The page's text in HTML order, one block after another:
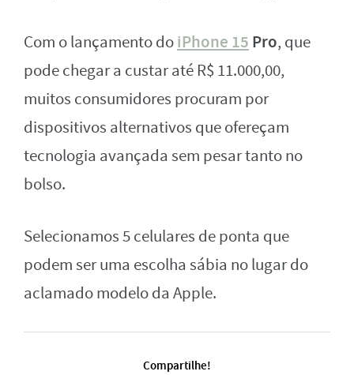
Com o lançamento doiPhone 15 Pro, que
pode chegar a custar até R$ 11.000,00,
muitos consumidores procuram por
dispositivos alternativos que ofereçam
tecnologia avançada sem pesar tanto no
bolso.
Selecionamos 5 celulares de ponta que
podem ser uma escolha sábia no lugar do
aclamado modelo da Apple.
Compartilhe!